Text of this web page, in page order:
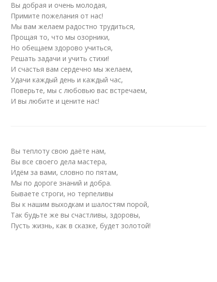
Вы добрая и очень молодая,
Примите пожелания от нас!
Мы вам желаем радостно трудиться,
Прощая то, что мы озорники,
Но обещаем здорово учиться,
Решать задачи и учить стихи!
И счастья вам сердечно мы желаем,
Удачи каждый день и каждый час,
Поверьте, мы с любовью вас встречаем,
И вы любите и цените нас!
Вы теплоту свою даёте нам,
Вы все своего дела мастера,
Идём за вами, словно по пятам,
Мы по дороге знаний и добра.
Бываете строги, но терпеливы
Вы к нашим выходкам и шалостям порой,
Так будьте же вы счастливы, здоровы,
Пусть жизнь, как в сказке, будет золотой!